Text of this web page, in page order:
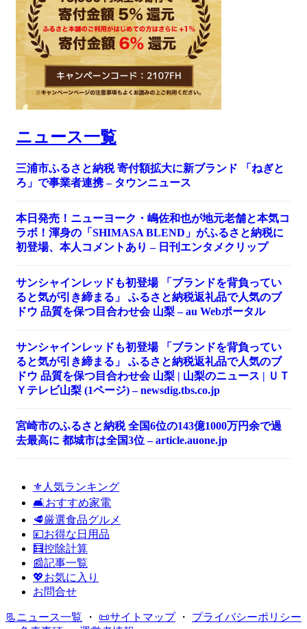
ニュース一覧
三浦市ふるさと納税 寄付額拡大に新ブランド 「ねぎと
ろ」で事業者連携 – タウンニュース
本日発売！ニューヨーク・嶋佐和也が地元老舗と本気コ
ラボ！渾身の「SHIMASA BLEND」がふるさと納税に
初登場、本人コメントあり – 日刊エンタメクリップ
サンシャインレッドも初登場 「ブランドを背負ってい
ると気が引き締まる」 ふるさと納税返礼品で人気のブ
ドウ 品質を保つ目合わせ会 山梨 – au Webポータル
サンシャインレッドも初登場 「ブランドを背負ってい
ると気が引き締まる」 ふるさと納税返礼品で人気のブ
ドウ 品質を保つ目合わせ会 山梨 | 山梨のニュース | ＵＴ
Ｙテレビ山梨 (1ページ) – newsdig.tbs.co.jp
宮崎市のふるさと納税 全国6位の143億1000万円余で過
去最高に 都城市は全国3位 – article.auone.jp
⚜️人気ランキング
🛋️おすすめ家電
🥩厳選食品グルメ
💴お得な日用品
🧮控除計算
📰記事一覧
💖お気に入り
お問合せ
📃ニュース一覧 ・ 📜サイトマップ・ プライバシーポリシー